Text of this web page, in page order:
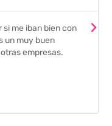
ha sido el seguimiento
y aconsejaron para
a todos mis amigos